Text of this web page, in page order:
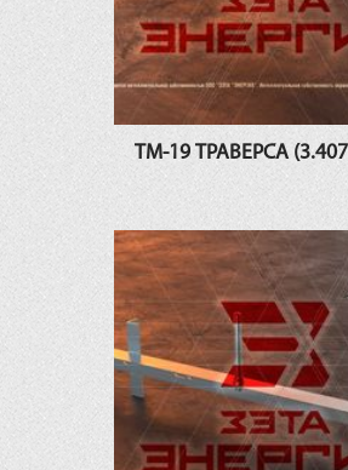
ТМ-19 ТРАВЕРСА